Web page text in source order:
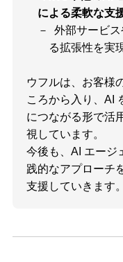
による柔軟な支
外部サービ
る拡張性を実
ウフルは、お客様
ころから入り、AI
につながる形で活
視しています。
今後も、AI エージ
践的なアプローチ
支援していきます。